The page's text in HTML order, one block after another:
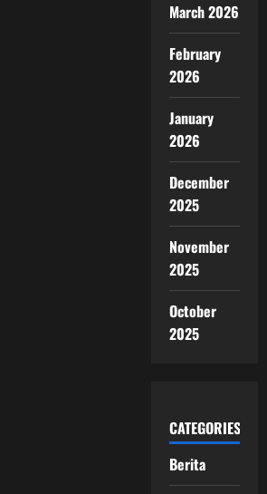
March 2026
February
2026
January
2026
December
2025
November
2025
October
2025
CATEGORIES
Berita